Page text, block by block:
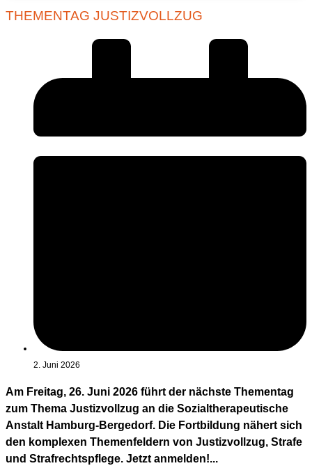
THEMENTAG JUSTIZVOLLZUG
2. Juni 2026
Am Freitag, 26. Juni 2026 führt der nächste Thementag
zum Thema Justizvollzug an die Sozialtherapeutische
Anstalt Hamburg-Bergedorf. Die Fortbildung nähert sich
den komplexen Themenfeldern von Justizvollzug, Strafe
und Strafrechtspflege. Jetzt anmelden!...